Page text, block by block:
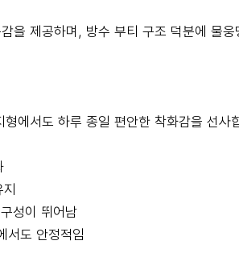
을 제공하며, 방수 부티 구조 덕분에 물
에서도 하루 종일 편안한 착화감을 선사
성이 뛰어남
서도 안정적임